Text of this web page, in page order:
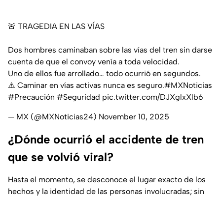
🚨 TRAGEDIA EN LAS VÍAS
Dos hombres caminaban sobre las vías del tren sin darse
cuenta de que el convoy venía a toda velocidad.
Uno de ellos fue arrollado… todo ocurrió en segundos.
⚠️ Caminar en vías activas nunca es seguro.#MXNoticias
#Precaución #Seguridad pic.twitter.com/DJXglxXlb6
— MX (@MXNoticias24) November 10, 2025
¿Dónde ocurrió el accidente de tren
que se volvió viral?
Hasta el momento, se desconoce el lugar exacto de los
hechos y la identidad de las personas involucradas; sin